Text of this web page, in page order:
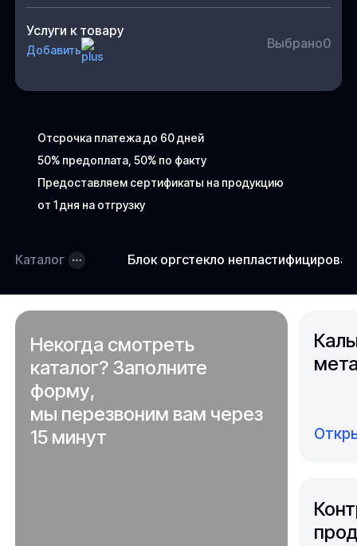
Отсрочка платежа до 60 дней
50% предоплата, 50% по факту
Предоставляем сертификаты на продукцию
от 1 дня на отгрузку
Услуги к товару
Добавить Выбрано0
Каталог Блок оргстекло
Некогда смотреть
каталог? Заполните
форму,
мы перезвоним вам через
15 минут